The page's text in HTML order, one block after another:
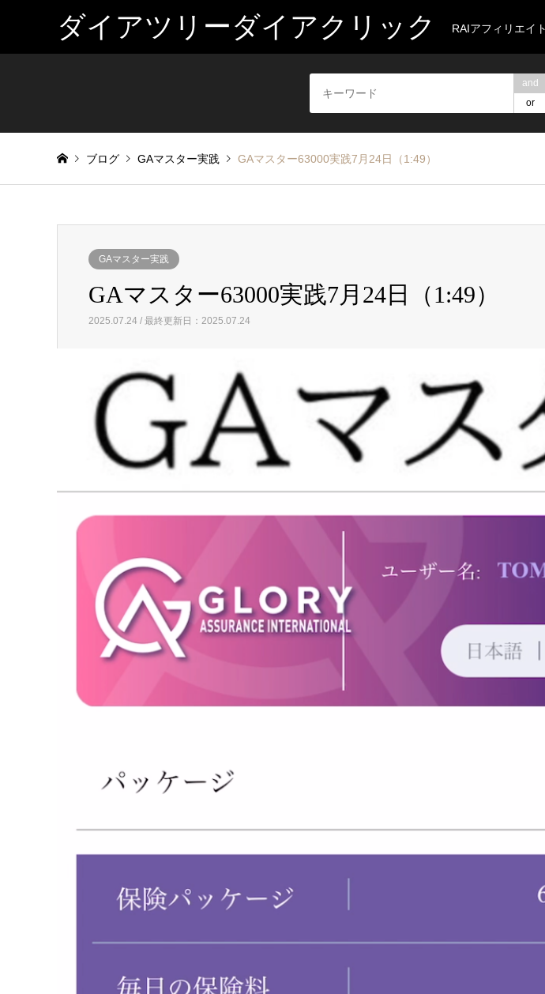
ダイアツリーダイアクリック RAIアフィリエイ
and
or
ブログ GAマスター実践 GAマスター63000実践7月24日（1:49）
GAマスター実践
GAマスター63000実践7月24日（1:49）
2025.07.24 / 最終更新日：2025.07.24